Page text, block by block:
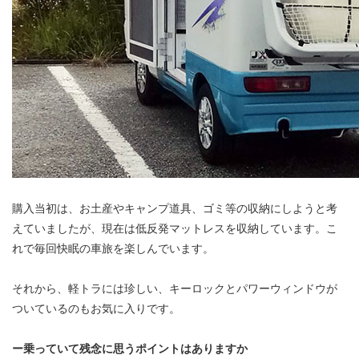
購入当初は、お土産やキャンプ道具、ゴミ等の収納にしようと考
えていましたが、現在は低反発マットレスを収納しています。こ
れで毎回快眠の車旅を楽しんでいます。
それから、軽トラには珍しい、キーロックとパワーウィンドウが
ついているのもお気に入りです。
ー乗っていて残念に思うポイントはありますか